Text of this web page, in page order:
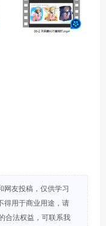
网友投稿，仅供学习
得用于商业用途，请
合法权益，可联系我